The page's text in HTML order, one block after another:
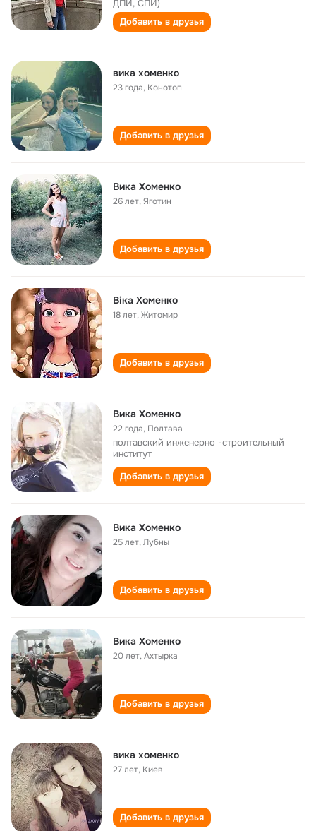
ДПИ, СПИ)
Добавить в друзья
вика хоменко
23 года, Конотоп
Добавить в друзья
Вика Хоменко
26 лет,Яготин
Добавить в друзья
Віка Хоменко
18 лет,Житомир
Добавить в друзья
Вика Хоменко
22 года, Полтава
полтавский инженерно -строительный
институт
Добавить в друзья
Вика Хоменко
25 лет,Лубны
Добавить в друзья
Вика Хоменко
20 лет,Ахтырка
Добавить в друзья
вика хоменко
27 лет, Киев
Добавить в друзья